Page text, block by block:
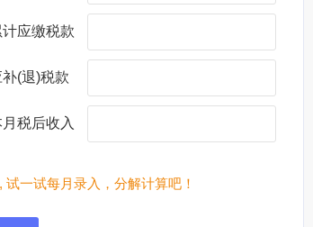
计应缴税款
补(退)税款
月税后收入
一试每月录入，分解计算吧！